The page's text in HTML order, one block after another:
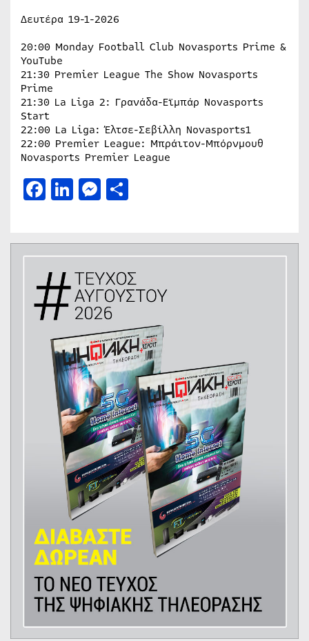
Δευτέρα 19-1-2026
20:00 Monday Football Club Novasports Prime &
YouTube
21:30 Premier League The Show Novasports
Prime
21:30 La Liga 2: Γρανάδα-Εϊμπάρ Novasports
Start
22:00 La Liga: Έλτσε-Σεβίλλη Novasports1
22:00 Premier League: Μπράιτον-Μπόρνμουθ
Novasports Premier League
Facebook
LinkedIn
Messenger